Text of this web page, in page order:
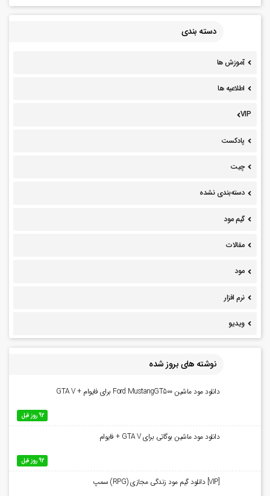
دسته بندی
آموزش ها
اطلاعیه ها
VIP
پادکست
چیت
دسته‌بندی نشده
گیم مود
مقالات
مود
نرم افزار
ویدیو
نوشته های بروز شده
دانلود مود ماشین Ford MustangGT500 برای فایوام + GTA V
92 روز قبل
دانلود مود ماشین بوگاتی برای GTA V + فایوام
92 روز قبل
[VIP] دانلود گیم مود زندگی مجازی (RPG) سمپ